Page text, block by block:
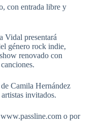
con entrada libre y
Vidal presentará
género rock indie,
renovado con
Camila Hernández
invitados.
o por